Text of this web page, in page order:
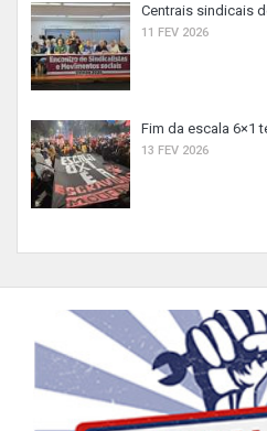
Centrais sindicais
11 FEV 2026
Fim da escala 6×1
13 FEV 2026